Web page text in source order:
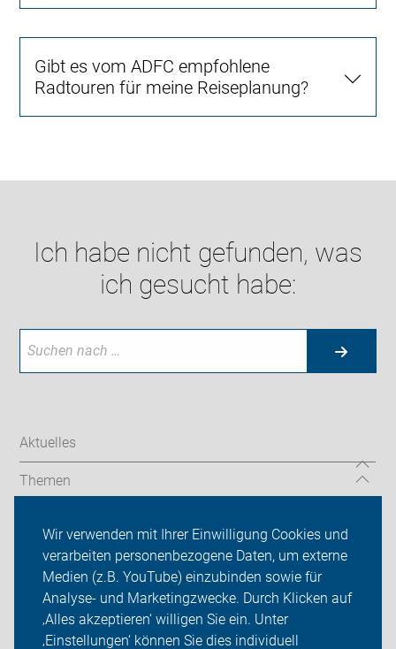
Wir verwenden mit Ihrer Einwilligung Cookies und
verarbeiten personenbezogene Daten, um externe
Medien (z.B. YouTube) einzubinden sowie für
Analyse- und Marketingzwecke. Durch Klicken auf
‚Alles akzeptieren‘ willigen Sie ein. Unter
‚Einstellungen‘ können Sie dies individuell
Gibt es vom ADFC empfohlene
Radtouren für meine Reiseplanung?
Ich habe nicht gefunden, was
ich gesucht habe:
Aktuelles
Themen
ADFC Kaarst
Sei dabei
Presse